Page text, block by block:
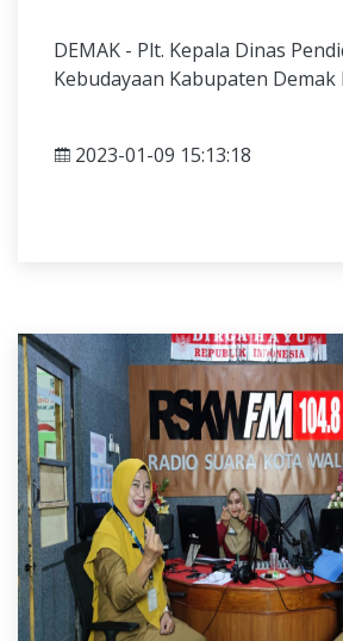
DEMAK - Plt. Kepala Dinas
Kebudayaan Kabupaten Demak
2023-01-09 15:13:18